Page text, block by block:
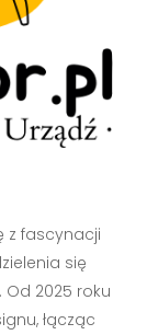
z fascynacji
się
2025 roku
łącząc